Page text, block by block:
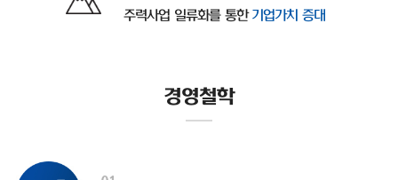
주력사업 일류화를 통한 기업가치 증대
경영철학